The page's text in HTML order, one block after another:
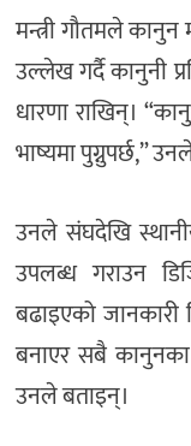
मन्त्री गौतमले कानुन
उल्लेख गर्दै कानुनी
धारणा राखिन्।
भाष्यमा पुग्नुपर्छ,”
उनले संघदेखि
उपलब्ध गराउन
बढाइएको
बनाएर सबै कानुनका
उनले बताइन्।